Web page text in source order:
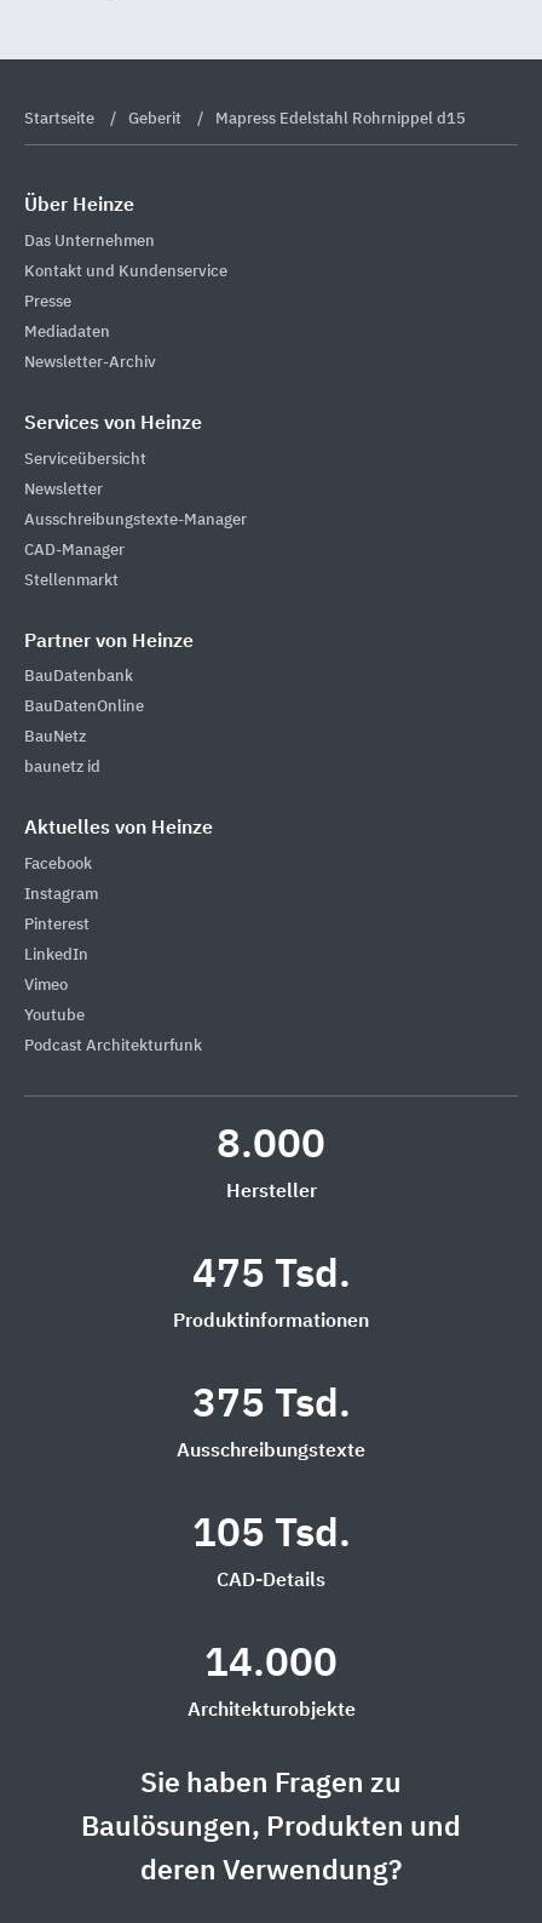
Startseite Geberit Mapress Edelstahl Rohrnippel d15
Über Heinze
Das Unternehmen
Kontakt und Kundenservice
Presse
Mediadaten
Newsletter-Archiv
Services von Heinze
Serviceübersicht
Newsletter
Ausschreibungstexte-Manager
CAD-Manager
Stellenmarkt
Partner von Heinze
BauDatenbank
BauDatenOnline
BauNetz
baunetz id
Aktuelles von Heinze
Facebook
Instagram
Pinterest
LinkedIn
Vimeo
Youtube
Podcast Architekturfunk
8.000
Hersteller
475 Tsd.
Produktinformationen
375 Tsd.
Ausschreibungstexte
105 Tsd.
CAD-Details
14.000
Architekturobjekte
Sie haben Fragen zu
Baulösungen, Produkten und
deren Verwendung?